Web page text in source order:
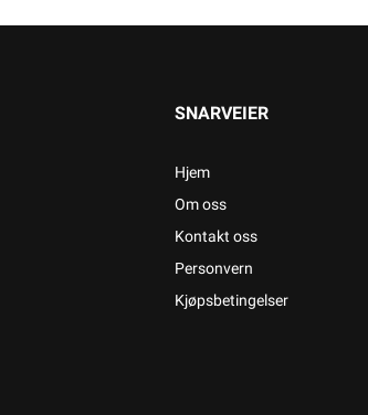
SNARVEIER
Hjem
Om oss
Kontakt oss
Personvern
Kjøpsbetingelser